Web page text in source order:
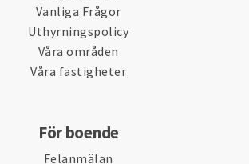
Vanliga Frågor
Uthyrningspolicy
Våra områden
Våra fastigheter
För boende
Felanmälan